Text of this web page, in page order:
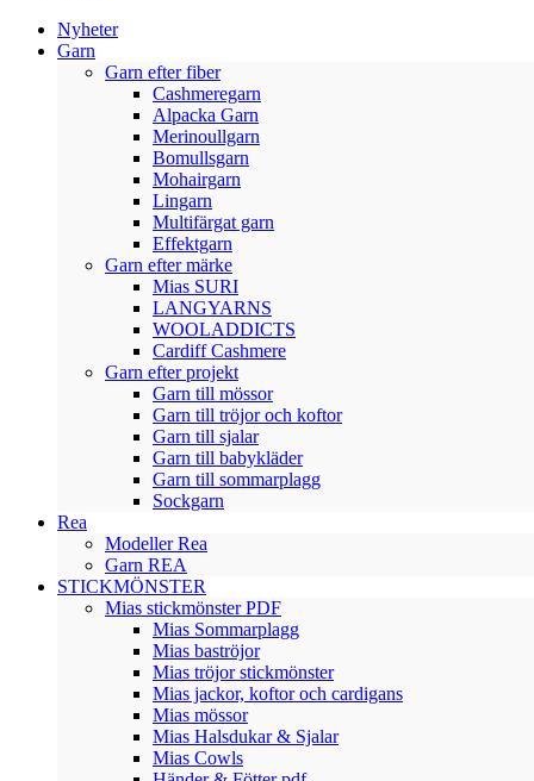
Nyheter
Garn
Garn efter fiber
Cashmeregarn
Alpacka Garn
Merinoullgarn
Bomullsgarn
Mohairgarn
Lingarn
Multifärgat garn
Effektgarn
Garn efter märke
Mias SURI
LANGYARNS
WOOLADDICTS
Cardiff Cashmere
Garn efter projekt
Garn till mössor
Garn till tröjor och koftor
Garn till sjalar
Garn till babykläder
Garn till sommarplagg
Sockgarn
Rea
Modeller Rea
Garn REA
STICKMÖNSTER
Mias stickmönster PDF
Mias Sommarplagg
Mias baströjor
Mias tröjor stickmönster
Mias jackor, koftor och cardigans
Mias mössor
Mias Halsdukar & Sjalar
Mias Cowls